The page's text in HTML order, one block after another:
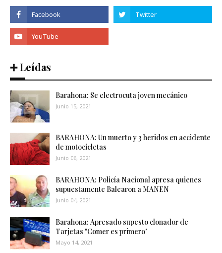
➕ Leídas
Barahona: Se electrocuta joven mecánico
Junio 15, 2021
BARAHONA: Un muerto y 3 heridos en accidente
de motocicletas
Junio 06, 2021
BARAHONA: Policía Nacional apresa quienes
supuestamente Balearon a MANEN
Junio 04, 2021
Barahona: Apresado supesto clonador de
Tarjetas "Comer es primero"
Mayo 14, 2021